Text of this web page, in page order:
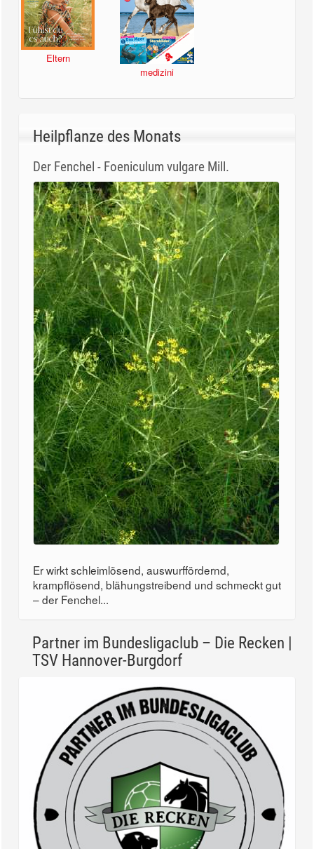
Eltern
medizini
Heilpflanze des Monats
Der Fenchel - Foeniculum vulgare Mill.
Er wirkt schleimlösend, auswurffördernd,
krampflösend, blähungstreibend und schmeckt gut
– der Fenchel...
Partner im Bundesligaclub – Die Recken |
TSV Hannover-Burgdorf